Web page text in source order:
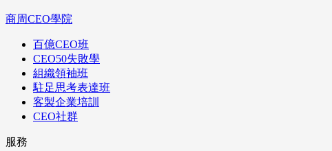
商周CEO學院
百億CEO班
CEO50失敗學
組織領袖班
駐足思考表達班
客製企業培訓
CEO社群
服務